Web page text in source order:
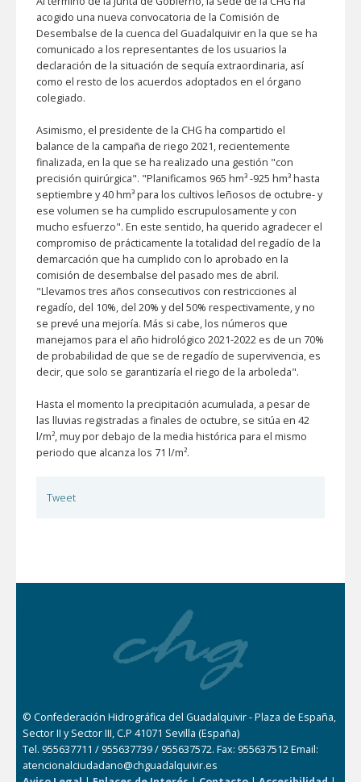
acogido una nueva convocatoria de la Comisión de
Desembalse de la cuenca del Guadalquivir en la que se ha
comunicado a los representantes de los usuarios la
declaración de la situación de sequía extraordinaria, así
como el resto de los acuerdos adoptados en el órgano
colegiado.
Asimismo, el presidente de la CHG ha compartido el
balance de la campaña de riego 2021, recientemente
finalizada, en la que se ha realizado una gestión "con
precisión quirúrgica". "Planificamos 965 hm³ -925 hm³ hasta
septiembre y 40 hm³ para los cultivos leñosos de octubre- y
ese volumen se ha cumplido escrupulosamente y con
mucho esfuerzo". En este sentido, ha querido agradecer el
compromiso de prácticamente la totalidad del regadío de la
demarcación que ha cumplido con lo aprobado en la
comisión de desembalse del pasado mes de abril.
"Llevamos tres años consecutivos con restricciones al
regadío, del 10%, del 20% y del 50% respectivamente, y no
se prevé una mejoría. Más si cabe, los números que
manejamos para el año hidrológico 2021-2022 es de un 70%
de probabilidad de que se de regadío de supervivencia, es
decir, que solo se garantizaría el riego de la arboleda".
Hasta el momento la precipitación acumulada, a pesar de
las lluvias registradas a finales de octubre, se sitúa en 42
l/m², muy por debajo de la media histórica para el mismo
periodo que alcanza los 71 l/m².
Tweet
© Confederación Hidrográfica del Guadalquivir - Plaza de España,
Sector II y Sector III, C.P 41071 Sevilla (España)
Tel. 955637711 / 955637739 / 955637572. Fax: 955637512 Email:
atencionalciudadano@chguadalquivir.es